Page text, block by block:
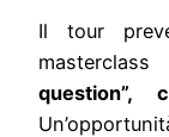
Il tour
masterclass
question”,